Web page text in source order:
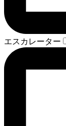
エスカレーター